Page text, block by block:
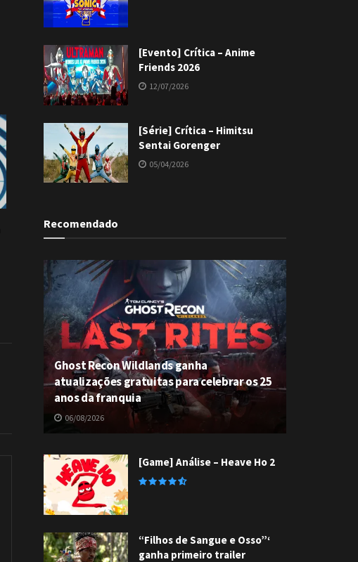
[Evento] Crítica – Anime
Friends 2026
12/07/2026
[Série] Crítica – Himitsu
Sentai Gorenger
05/04/2026
Recomendado
Ghost Recon Wildlands ganha
atualizações gratuitas para celebrar os 25
anos da franquia
06/08/2026
[Game] Análise – Heave Ho 2
“Filhos de Sangue e Osso”‘
ganha primeiro trailer